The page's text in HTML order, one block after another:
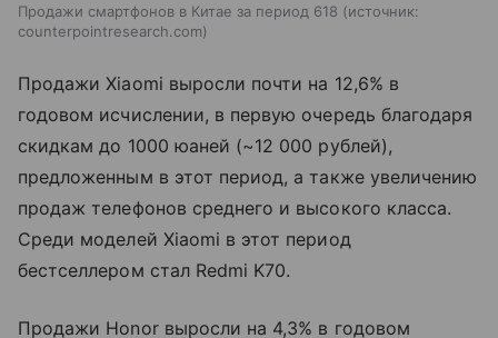
Продажи смартфонов в Китае за период 618
источник:
counterpointresearch.com
Продажи Xiaomi выросли почти на 12,6% в
годовом исчислении, в первую очередь благодаря
скидкам до 1000 юаней (~12 000 рублей),
предложенным в этот период, а также увеличению
продаж телефонов среднего и высокого класса.
Среди моделей Xiaomi в этот период
бестселлером стал Redmi K70.
Продажи Honor выросли на 4,3% в годовом